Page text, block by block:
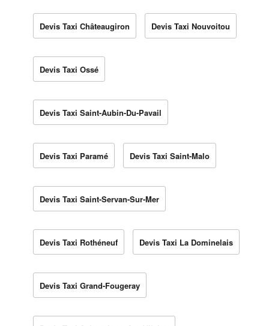
Devis Taxi Châteaugiron Devis Taxi Nouvoitou
Devis Taxi Ossé
Devis Taxi Saint-Aubin-Du-Pavail
Devis Taxi Paramé Devis Taxi Saint-Malo
Devis Taxi Saint-Servan-Sur-Mer
Devis Taxi Rothéneuf Devis Taxi La Dominelais
Devis Taxi Grand-Fougeray